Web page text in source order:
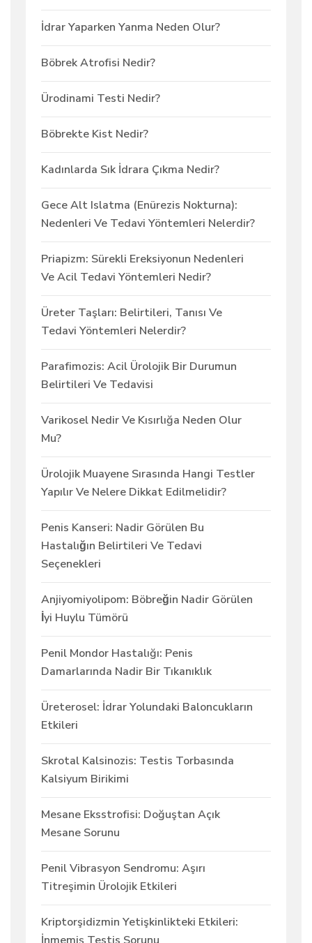
İdrar Yaparken Yanma Neden Olur?
Böbrek Atrofisi Nedir?
Ürodinami Testi Nedir?
Böbrekte Kist Nedir?
Kadınlarda Sık İdrara Çıkma Nedir?
Gece Alt Islatma (Enürezis Nokturna):
Nedenleri Ve Tedavi Yöntemleri Nelerdir?
Priapizm: Sürekli Ereksiyonun Nedenleri
Ve Acil Tedavi Yöntemleri Nedir?
Üreter Taşları: Belirtileri, Tanısı Ve
Tedavi Yöntemleri Nelerdir?
Parafimozis: Acil Ürolojik Bir Durumun
Belirtileri Ve Tedavisi
Varikosel Nedir Ve Kısırlığa Neden Olur
Mu?
Ürolojik Muayene Sırasında Hangi Testler
Yapılır Ve Nelere Dikkat Edilmelidir?
Penis Kanseri: Nadir Görülen Bu
Hastalığın Belirtileri Ve Tedavi
Seçenekleri
Anjiyomiyolipom: Böbreğin Nadir Görülen
İyi Huylu Tümörü
Penil Mondor Hastalığı: Penis
Damarlarında Nadir Bir Tıkanıklık
Üreterosel: İdrar Yolundaki Baloncukların
Etkileri
Skrotal Kalsinozis: Testis Torbasında
Kalsiyum Birikimi
Mesane Eksstrofisi: Doğuştan Açık
Mesane Sorunu
Penil Vibrasyon Sendromu: Aşırı
Titreşimin Ürolojik Etkileri
Kriptorşidizmin Yetişkinlikteki Etkileri: